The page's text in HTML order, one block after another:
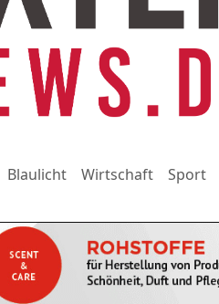
Blaulicht Wirtschaft Sport